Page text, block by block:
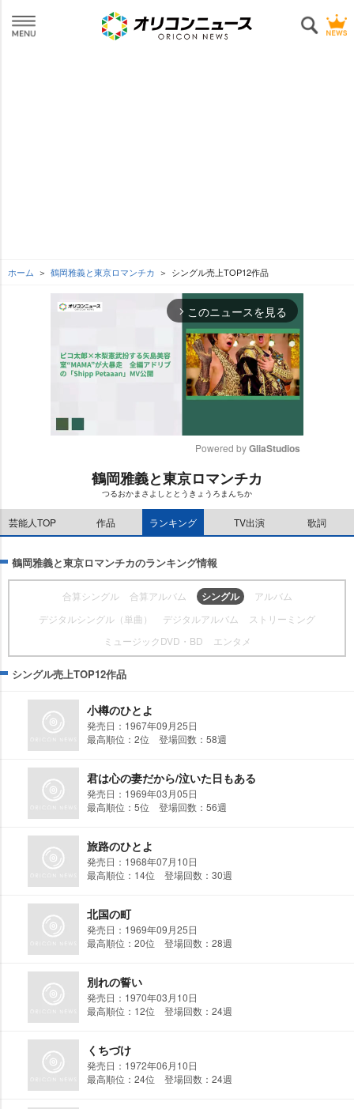
ホーム 鶴岡雅義と東京ロマンチカ シングル売上TOP12作品
arrow_forward_ios このニュースを見る
M
u
t
e
Powered by GliaStudios
鶴岡雅義と東京ロマンチカ
つるおかまさよしととうきょうろまんちか
芸能人TOP 作品 ランキング TV出演 歌詞
鶴岡雅義と東京ロマンチカのランキング情報
合算シングル 合算アルバム シングル
アルバム
デジタルシングル（単曲）
デジタルアルバム
ストリーミング
ミュージックDVD・BD
エンタメ
シングル売上TOP12作品
小樽のひとよ
発売日：1967年09月25日
最高順位：2位 登場回数：58週
君は心の妻だから/泣いた日もある
発売日：1969年03月05日
最高順位：5位 登場回数：56週
旅路のひとよ
発売日：1968年07月10日
最高順位：14位 登場回数：30週
北国の町
発売日：1969年09月25日
最高順位：20位 登場回数：28週
別れの誓い
発売日：1970年03月10日
最高順位：12位 登場回数：24週
くちづけ
発売日：1972年06月10日
最高順位：24位 登場回数：24週